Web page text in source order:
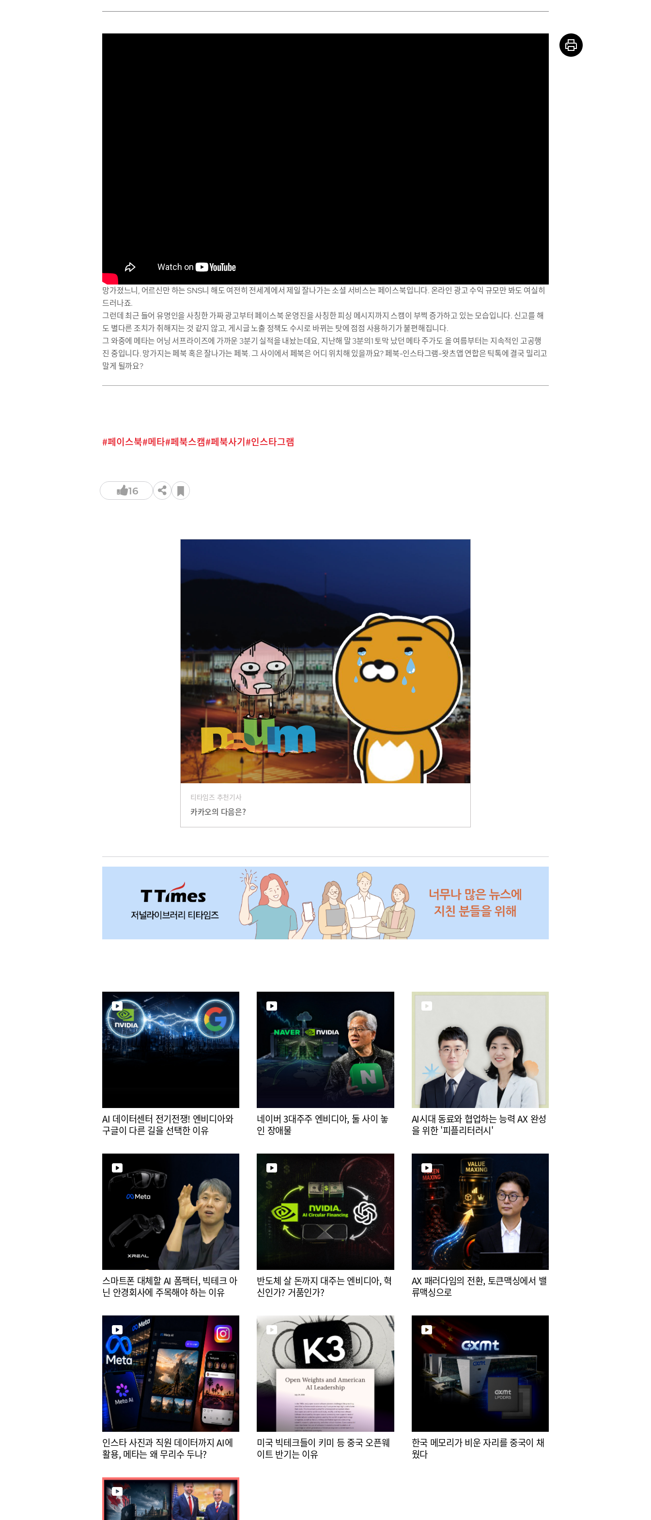
망가졌느니, 어르신만 하는 SNS니 해도 여전히 전세계에서 제일 잘나가는 소셜 서비스는 페이스북입니다. 온라인 광고 수익 규모만 봐도 여실히
드러나죠.
그런데 최근 들어 유명인을 사칭한 가짜 광고부터 페이스북 운영진을 사칭한 피싱 메시지까지 스캠이 부쩍 증가하고 있는 모습입니다. 신고를 해
도 별다른 조치가 취해지는 것 같지 않고, 게시글 노출 정책도 수시로 바뀌는 탓에 점점 사용하기가 불편해집니다.
그 와중에 메타는 어닝 서프라이즈에 가까운 3분기 실적을 내놨는데요, 지난해 말 3분의1 토막 났던 메타 주가도 올 여름부터는 지속적인 고공행
진 중입니다. 망가지는 페북 혹은 잘나가는 페북. 그 사이에서 페북은 어디 위치해 있을까요? 페북-인스타그램-왓츠앱 연합은 틱톡에 결국 밀리고
말게 될까요?
티타임즈 추천기사
카카오의 다음은?
16
페이스북 메타 페북스캠 페북사기 인스타그램
AI 데이터센터 전기전쟁! 엔비디아와
구글이 다른 길을 선택한 이유
네이버 3대주주 엔비디아, 둘 사이 놓
인 장애물
AI시대 동료와 협업하는 능력 AX 완성
을 위한 '피플리터러시'
스마트폰 대체할 AI 폼팩터, 빅테크 아
닌 안경회사에 주목해야 하는 이유
반도체 살 돈까지 대주는 엔비디아, 혁
신인가? 거품인가?
AX 패러다임의 전환, 토큰맥싱에서 밸
류맥싱으로
인스타 사진과 직원 데이터까지 AI에
활용, 메타는 왜 무리수 두나?
미국 빅테크들이 키미 등 중국 오픈웨
이트 반기는 이유
한국 메모리가 비운 자리를 중국이 채
웠다